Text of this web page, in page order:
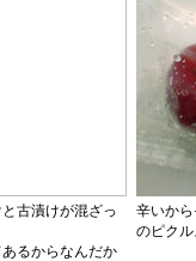
古漬けが混ざっ
るからなんだか
辛いか
のピク